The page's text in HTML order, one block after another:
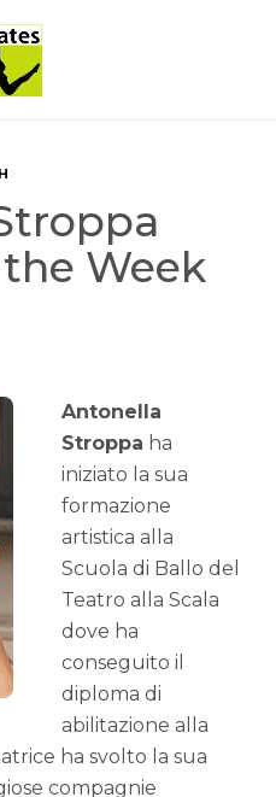
Week
Antonella
Stroppa ha
iniziato la sua
formazione
artistica alla
Scuola di Ballo del
Teatro alla Scala
dove ha
conseguito il
diploma di
abilitazione alla
ha svolto la sua
compagnie